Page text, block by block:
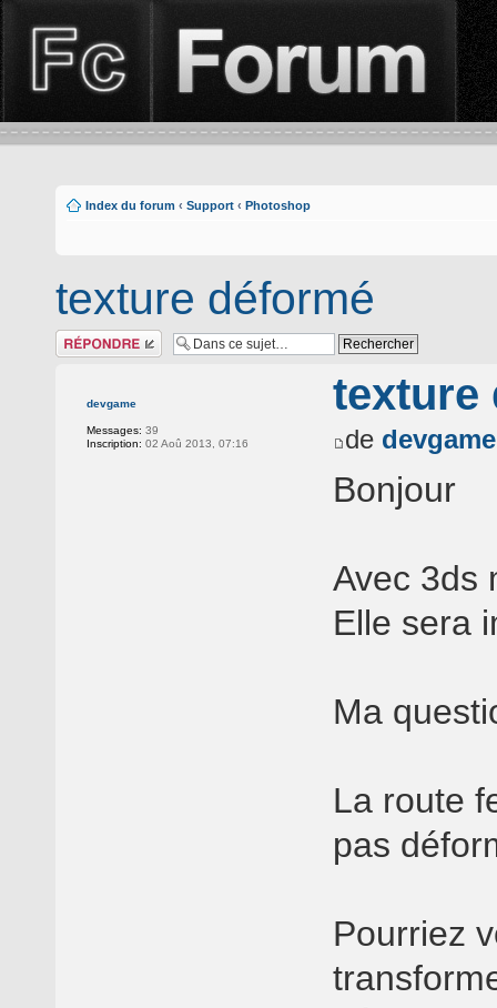
Index du forum ‹ Support ‹ Photoshop
texture déformé
Répondre
devgame
Messages: 39
Inscription: 02 Aoû 2013, 07:16
texture
de devgame
Bonjour
Avec 3ds
Elle sera
Ma
La route
pas
Pourriez